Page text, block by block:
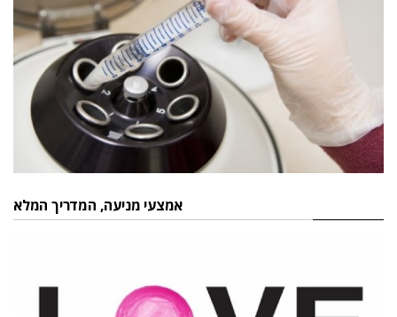
אמצעי מניעה, המדריך המלא